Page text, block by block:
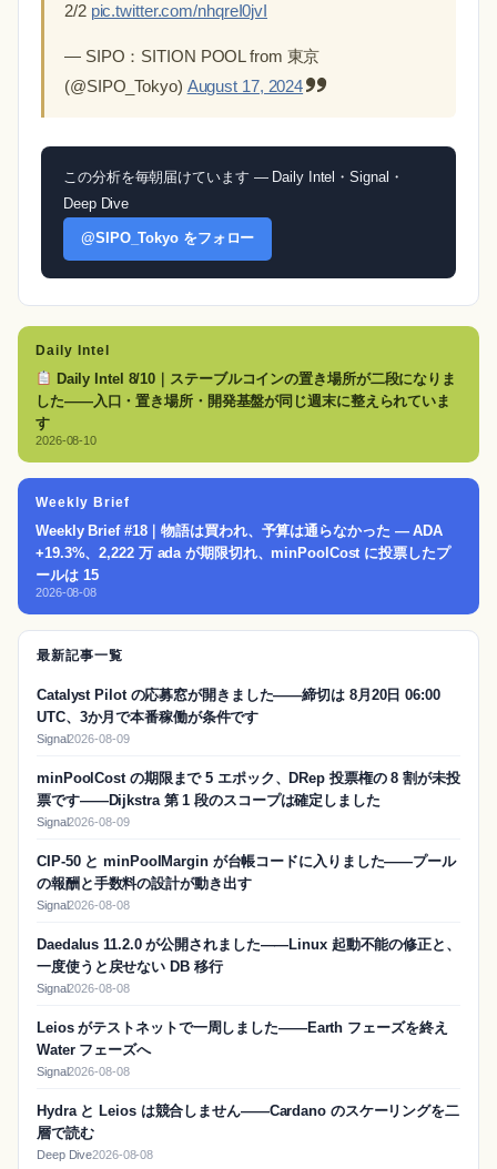
2/2 pic.twitter.com/nhqreI0jvI
— SIPO：SITION POOL from 東京
(@SIPO_Tokyo) August 17, 2024
この分析を毎朝届けています — Daily Intel・Signal・
Deep Dive
@SIPO_Tokyo をフォロー
Daily Intel
Daily Intel 8/10｜ステーブルコインの置き場所が二段になりま
した——入口・置き場所・開発基盤が同じ週末に整えられていま
す
2026-08-10
Weekly Brief
Weekly Brief #18｜物語は買われ、予算は通らなかった — ADA
+19.3%、2,222 万 ada が期限切れ、minPoolCost に投票したプ
ールは 15
2026-08-08
最新記事一覧
Catalyst Pilot の応募窓が開きました——締切は 8月20日 06:00
UTC、3か月で本番稼働が条件です
Signal2026-08-09
minPoolCost の期限まで 5 エポック、DRep 投票権の 8 割が未投
票です——Dijkstra 第 1 段のスコープは確定しました
Signal2026-08-09
CIP-50 と minPoolMargin が台帳コードに入りました——プール
の報酬と手数料の設計が動き出す
Signal2026-08-08
Daedalus 11.2.0 が公開されました——Linux 起動不能の修正と、
一度使うと戻せない DB 移行
Signal2026-08-08
Leios がテストネットで一周しました——Earth フェーズを終え
Water フェーズへ
Signal2026-08-08
Hydra と Leios は競合しません——Cardano のスケーリングを二
層で読む
Deep Dive2026-08-08